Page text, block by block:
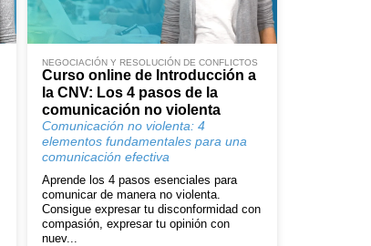
NEGOCIACIÓN Y RESOLUCIÓN DE CONFLICTOS
Curso online de Introducción a
la CNV: Los 4 pasos de la
comunicación no violenta
Comunicación no violenta: 4
elementos fundamentales para una
comunicación efectiva
Aprende los 4 pasos esenciales para
comunicar de manera no violenta.
Consigue expresar tu disconformidad con
compasión, expresar tu opinión con
nuev...